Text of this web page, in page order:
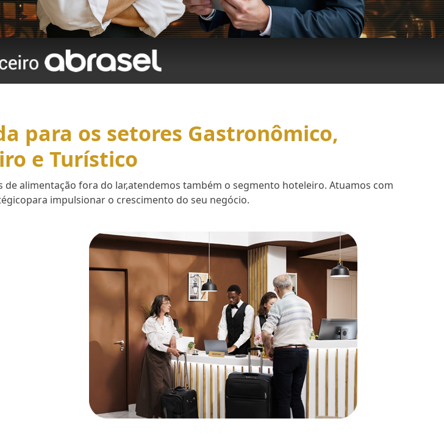
para os setores Gastronômico,
e Turístico
alimentação fora do lar,atendemos também o segmento hoteleiro. Atuamos com
impulsionar o crescimento do seu negócio.